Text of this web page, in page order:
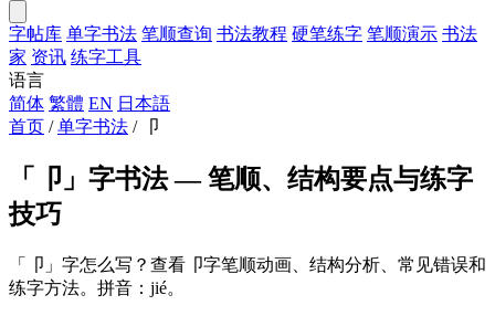
字帖库 单字书法 笔顺查询 书法教程 硬笔练字 笔顺演示 书法
家 资讯 练字工具
语言
简体 繁體 EN 日本語
首页 / 单字书法 / 卩
「卩」字书法 — 笔顺、结构要点与练字
技巧
「卩」字怎么写？查看卩字笔顺动画、结构分析、常见错误和
练字方法。拼音：jié。